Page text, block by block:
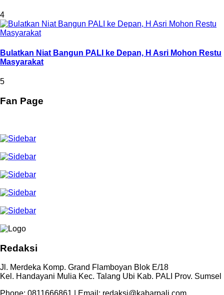
4
Bulatkan Niat Bangun PALI ke Depan, H Asri Mohon Restu
Masyarakat
5
Fan Page
Redaksi
Jl. Merdeka Komp. Grand Flamboyan Blok E/18
Kel. Handayani Mulia Kec. Talang Ubi Kab. PALI Prov. Sumsel